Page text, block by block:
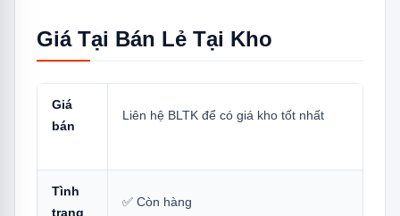
3. Thông Số Kỹ Thuật Đầy Đủ
1 — Bảo Hành Máy Nén 20 Năm: Dài
Giờ Khi Mất Điện
Giá Tại Bán Lẻ Tại Kho
Giá
bán
Liên hệ BLTK để có giá kho tốt nhất
Tình
trạng
✅ Còn hàng